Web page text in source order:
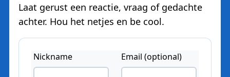
Laat gerust een reactie, vraag of gedachte
achter. Hou het netjes en be cool.